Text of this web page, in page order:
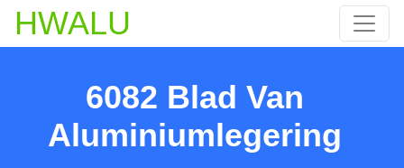
HWALU
6082 Blad Van
Aluminiumlegering